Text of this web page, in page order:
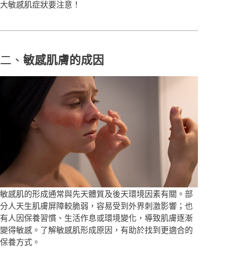
大敏感肌症狀要注意！
二、 敏感肌膚的成因
敏感肌的形成通常與先天體質及後天環境因素有關。部
分人天生肌膚屏障較脆弱，容易受到外界刺激影響；也
有人因保養習慣、生活作息或環境變化，導致肌膚逐漸
變得敏感。了解敏感肌形成原因，有助於找到更適合的
保養方式。